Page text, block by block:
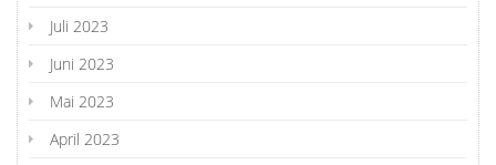
Juli 2023
Juni 2023
Mai 2023
April 2023